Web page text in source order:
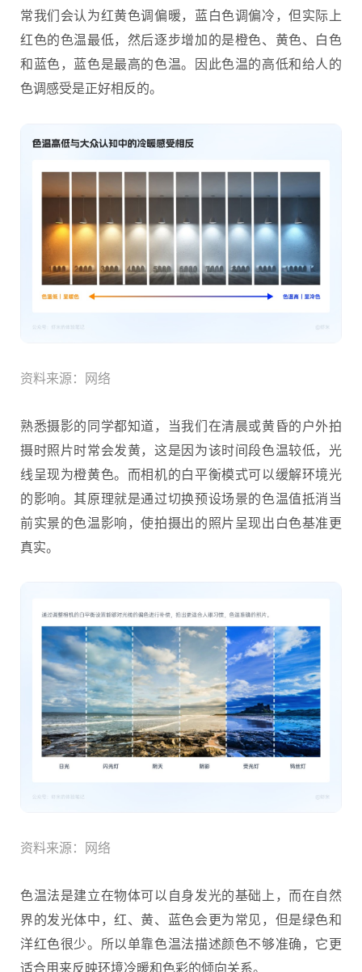
常我们会认为红黄色调偏暖，蓝白色调偏冷，但实际上
红色的色温最低，然后逐步增加的是橙色、黄色、白色
和蓝色，蓝色是最高的色温。因此色温的高低和给人的
色调感受是正好相反的。
资料来源：网络
熟悉摄影的同学都知道，当我们在清晨或黄昏的户外拍
摄时照片时常会发黄，这是因为该时间段色温较低，光
线呈现为橙黄色。而相机的白平衡模式可以缓解环境光
的影响。其原理就是通过切换预设场景的色温值抵消当
前实景的色温影响，使拍摄出的照片呈现出白色基准更
真实。
资料来源：网络
色温法是建立在物体可以自身发光的基础上，而在自然
界的发光体中，红、黄、蓝色会更为常见，但是绿色和
洋红色很少。所以单靠色温法描述颜色不够准确，它更
适合用来反映环境冷暖和色彩的倾向关系。